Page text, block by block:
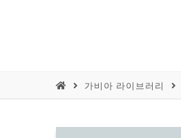
가비아 라이브러리